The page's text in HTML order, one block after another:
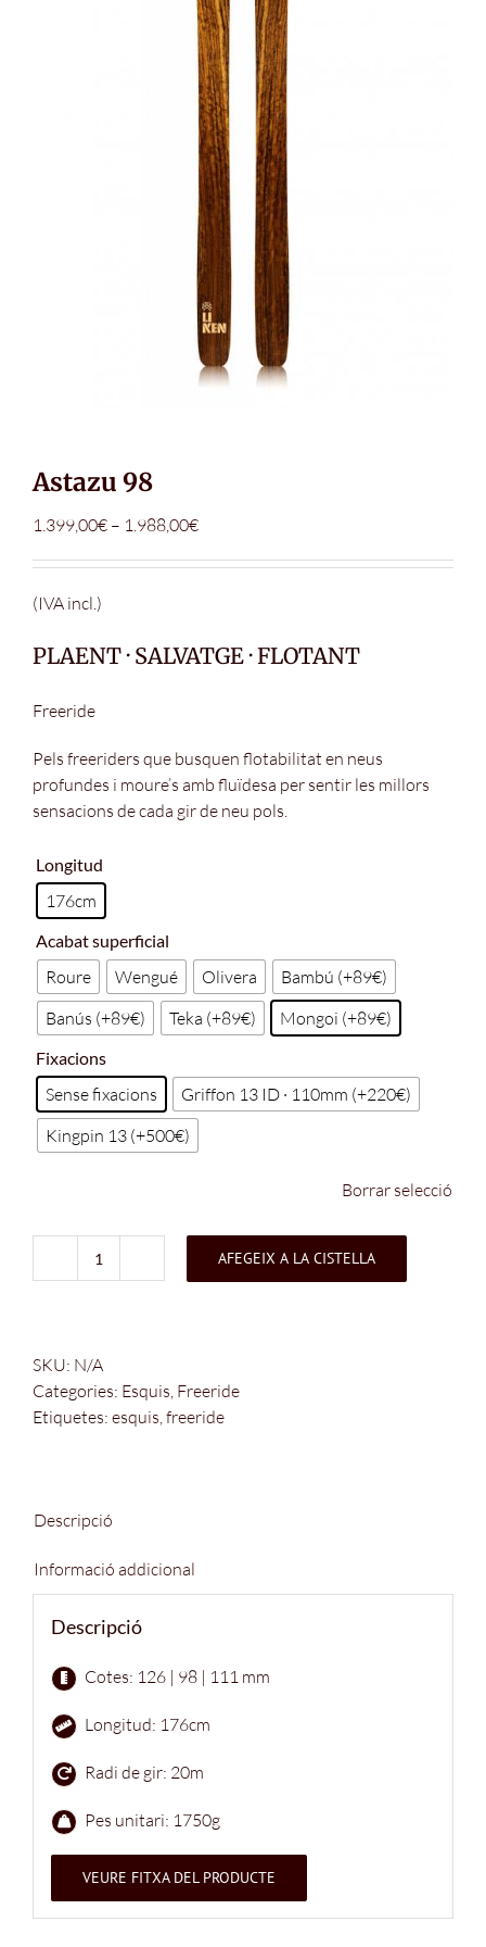
Astazu 98
1.399,00€ – 1.988,00€Interval
1.988,00€
(IVA incl.)
PLAENT · SALVATGE · FLOTANT
Freeride
Pels freeriders que busquen flotabilitat en neus
profundes i moure’s amb fluïdesa per sentir les millors
sensacions de cada gir de neu pols.
Longitud
176cm
Acabat superficial
Roure Wengué Olivera
Bambú (+89€)
Banús (+89€)
Teka (+89€) Mongoi (+89€)
Fixacions
Sense fixacions
Griffon 13 ID · 110mm (+220€)
Kingpin 13 (+500€)
Borrar selecció
quantitat
AFEGEIX A LA CISTELLA
SKU: N/A
Categories: Esquis, Freeride
Etiquetes: esquis,freeride
Descripció
Informació addicional
Descripció
Cotes: 126 | 98 | 111 mm
Longitud: 176cm
Radi de gir: 20m
Pes unitari: 1750g
VEURE FITXA DEL PRODUCTE